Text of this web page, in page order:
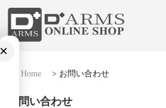
Home > お問い合わせ
お問い合わせ
×